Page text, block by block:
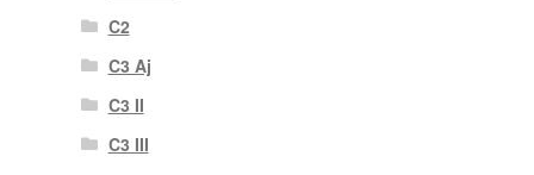
C2
C3 Aj
C3 II
C3 III